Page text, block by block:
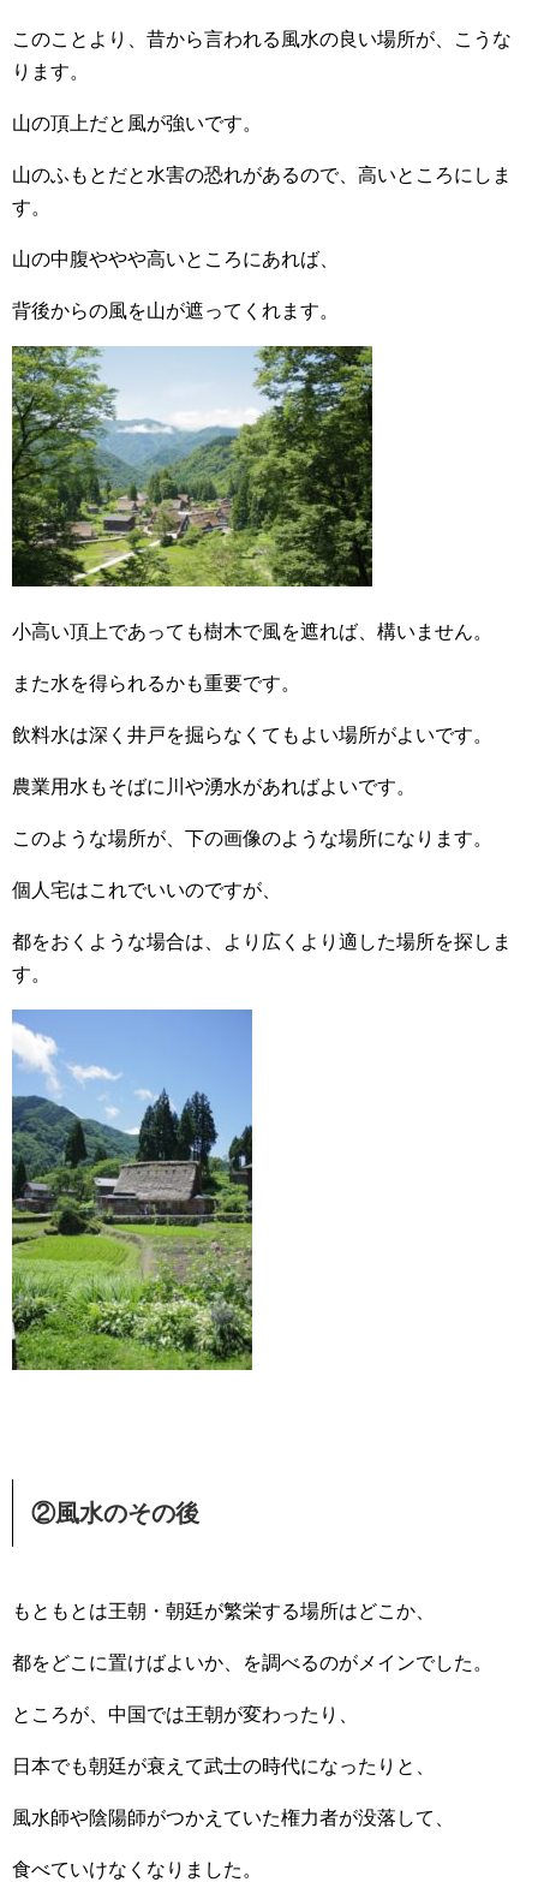
このことより、昔から言われる風水の良い場所が、こうな
ります。
山の頂上だと風が強いです。
山のふもとだと水害の恐れがあるので、高いところにしま
す。
山の中腹ややや高いところにあれば、
背後からの風を山が遮ってくれます。
小高い頂上であっても樹木で風を遮れば、構いません。
また水を得られるかも重要です。
飲料水は深く井戸を掘らなくてもよい場所がよいです。
農業用水もそばに川や湧水があればよいです。
このような場所が、下の画像のような場所になります。
個人宅はこれでいいのですが、
都をおくような場合は、より広くより適した場所を探しま
す。
②風水のその後
もともとは王朝・朝廷が繁栄する場所はどこか、
都をどこに置けばよいか、を調べるのがメインでした。
ところが、中国では王朝が変わったり、
日本でも朝廷が衰えて武士の時代になったりと、
風水師や陰陽師がつかえていた権力者が没落して、
食べていけなくなりました。